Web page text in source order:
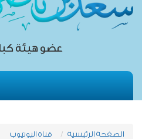
عضو هيئة
الصفحة الرئيسية
قناة اليوتيوب